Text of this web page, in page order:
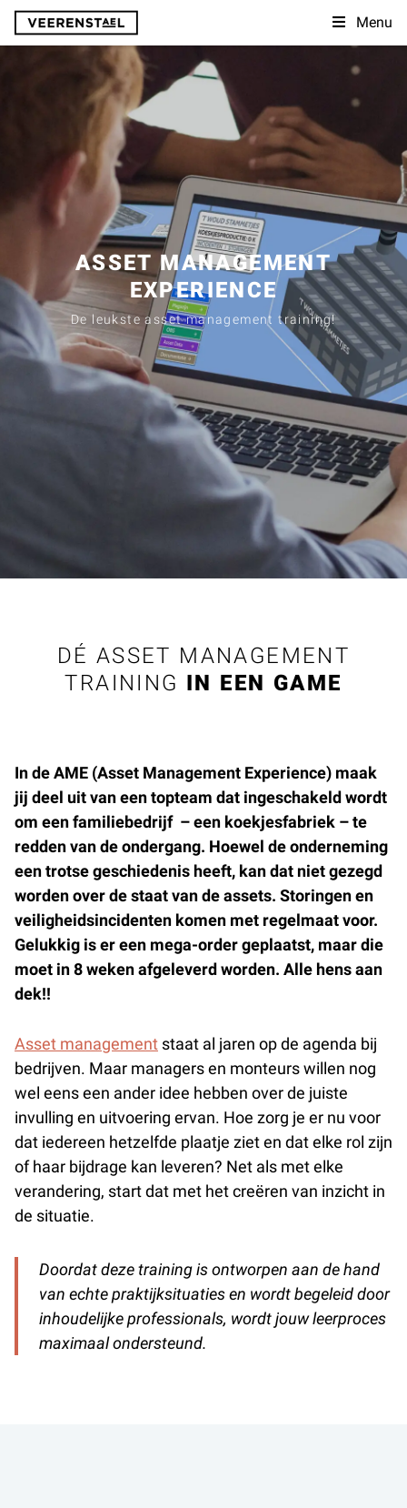
Menu
ASSET MANAGEMENT
EXPERIENCE
De leukste asset management training!
DÉ ASSET MANAGEMENT
TRAINING IN EEN GAME
In de AME (Asset Management Experience) maak
jij deel uit van een topteam dat ingeschakeld wordt
om een familiebedrijf – een koekjesfabriek – te
redden van de ondergang. Hoewel de onderneming
een trotse geschiedenis heeft, kan dat niet gezegd
worden over de staat van de assets. Storingen en
veiligheidsincidenten komen met regelmaat voor.
Gelukkig is er een mega-order geplaatst, maar die
moet in 8 weken afgeleverd worden. Alle hens aan
dek!!
Asset management staat al jaren op de agenda bij
bedrijven. Maar managers en monteurs willen nog
wel eens een ander idee hebben over de juiste
invulling en uitvoering ervan. Hoe zorg je er nu voor
dat iedereen hetzelfde plaatje ziet en dat elke rol zijn
of haar bijdrage kan leveren? Net als met elke
verandering, start dat met het creëren van inzicht in
de situatie.
Doordat deze training is ontworpen aan de hand
van echte praktijksituaties en wordt begeleid door
inhoudelijke professionals, wordt jouw leerproces
maximaal ondersteund.